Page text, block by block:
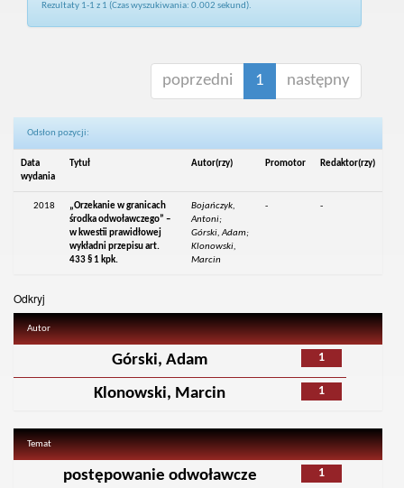
Rezultaty 1-1 z 1 (Czas wyszukiwania: 0.002 sekund).
poprzedni 1 następny
Odsłon pozycji:
Data
wydania
Tytuł Autor(rzy) Promotor Redaktor(rzy)
2018
„Orzekanie w granicach
środka odwoławczego” –
w kwestii prawidłowej
wykładni przepisu art.
433 § 1 kpk.
Bojańczyk,
Antoni;
Górski, Adam;
Klonowski,
Marcin
- -
Odkryj
Autor
1
Górski, Adam
1
Klonowski, Marcin
Temat
1
postępowanie odwoławcze